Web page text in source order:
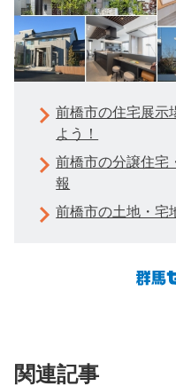
前橋市の住宅展示
よう！
前橋市の分譲住宅
報
前橋市の土地・宅
関連記事